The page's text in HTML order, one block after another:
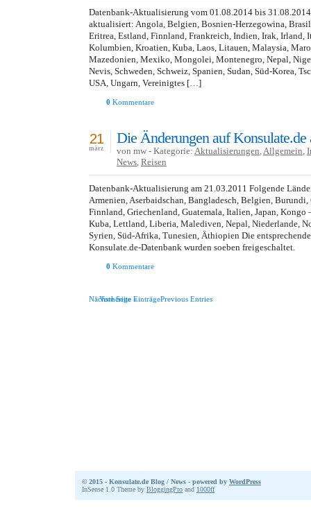
Datenbank-Aktualisierung vom 01.08.2014 bis
aktualisiert: Angola, Belgien, Bosnien-Herzegowina,
Eritrea, Estland, Finnland, Frankreich, Indien, Irak, Irland,
Kolumbien, Kroatien, Kuba, Laos, Litauen, Malaysia,
Mazedonien, Mexiko, Mongolei, Montenegro, Nepal,
Nevis, Schweden, Schweiz, Spanien, Sudan, Süd-Korea,
USA, Ungarn, Vereinigtes […]
0 Kommentare
Die Änderungen auf Konsulate.de
21
märz von mw - Kategorie: Aktualisierungen,Allgemein,
News, Reisen
Datenbank-Aktualisierung am 21.03.2011 Folgende
Armenien, Aserbaidschan, Bangladesch, Belgien, Burundi,
Finnland, Griechenland, Guatemala, Italien, Japan,
Kuba, Lettland, Liberia, Malediven, Nepal, Niederlande,
Syrien, Süd-Afrika, Tunesien, Äthiopien Die
Konsulate.de-Datenbank wurden soeben freigeschaltet.
0 Kommentare
Vorherige EinträgePrevious Entries
Nächste Seite »
© 2015 - Konsulate.de Blog / News - powered by WordPress
InSense 1.0 Theme by BloggingPro and 1000ff